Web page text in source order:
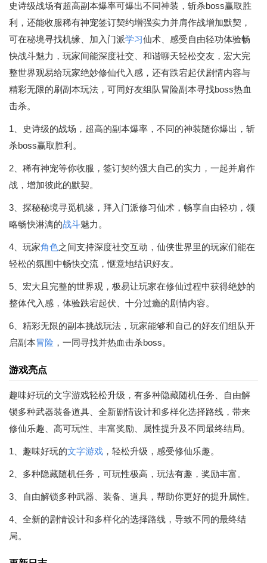
史诗级战场有超高副本爆率可爆出不同神装，斩杀boss赢取胜
利，还能收服稀有神宠签订契约增强实力并肩作战增加默契，
可在秘境寻找机缘、加入门派学习仙术、感受自由轻功体验畅
快战斗魅力，玩家间能深度社交、和谐聊天轻松交友，宏大完
整世界观易给玩家绝妙修仙代入感，还有跌宕起伏剧情内容与
精彩无限的刷副本玩法，可同好友组队冒险副本寻找boss热血
击杀。
1、史诗级的战场，超高的副本爆率，不同的神装随你爆出，斩
杀boss赢取胜利。
2、稀有神宠等你收服，签订契约强大自己的实力，一起并肩作
战，增加彼此的默契。
3、探秘秘境寻觅机缘，拜入门派修习仙术，畅享自由轻功，领
略畅快淋漓的战斗魅力。
4、玩家角色之间支持深度社交互动，仙侠世界里的玩家们能在
轻松的氛围中畅快交流，惬意地结识好友。
5、宏大且完整的世界观，极易让玩家在修仙过程中获得绝妙的
整体代入感，体验跌宕起伏、十分过瘾的剧情内容。
6、精彩无限的副本挑战玩法，玩家能够和自己的好友们组队开
启副本冒险 ，一同寻找并热血击杀boss。
游戏亮点
趣味好玩的文字游戏轻松升级，有多种隐藏随机任务、自由解
锁多种武器装备道具、全新剧情设计和多样化选择路线，带来
修仙乐趣、高可玩性、丰富奖励、属性提升及不同最终结局。
1、趣味好玩的文字游戏 ，轻松升级，感受修仙乐趣。
2、多种隐藏随机任务，可玩性极高，玩法有趣，奖励丰富。
3、自由解锁多种武器、装备、道具，帮助你更好的提升属性。
4、全新的剧情设计和多样化的选择路线，导致不同的最终结
局。